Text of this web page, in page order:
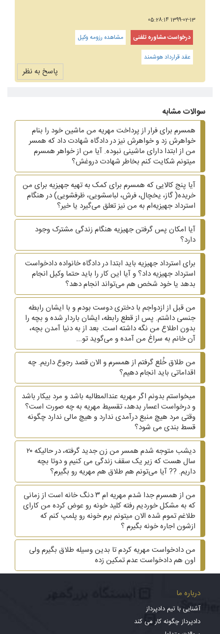
1399-02-13 05:28:14
درخواست مشاوره تلفنی
مشاهده رزومه وکیل
عقد قرارداد هوشمند
پاسخ به نظر
سوالات مشابه
همسرم برای فرار از پرداخت مهریه من ماشین خود را بنام
خواهرش زد و خواهرش نیز در دادگاه شهادت داد که همسر
من از ابتدا دارای ماشینی نبوده. آیا من از خواهر همسرم
میتونم شکایت کنم بخاطر شهادت دروغش؟
آیا پنج کالایی که همسرم برای کمک به تهیه جهیزیه برای من
خریده( گاز، یخچال، فرش، لباسشویی، ظرفشویی)‌ در هنگام
استرداد جهیزیه‌ام به من نیز تعلق می‌گیرد یا خیر؟
آیا امکان پس گرفتن جهیزیه هنگام زندگی مشترک وجود
دارد؟
برای استرداد جهیزیه باید ابتدا در دادگاه خانواده دادخواست
استرداد جهیزیه داد؟ و آیا این کار را باید حتما وکیل انجام
بدهد یا خود شخص هم می‌تواند انجام دهد؟
من قبل از ازدواجم با دختری دوست بودم و با ایشان رابطه
جنسی داشتم. پس از قطع رابطه، ایشان باردار شده و بچه را
بدون اطلاع من نگه داشته است. بعد از به دنیا آمدن بچه،
آن خانم به سراغ من آمده و می‌گوید تو...
من طلاق خُلع گرفتم از همسرم و الان قصد رجوع داریم. چه
اقداماتی باید انجام دهیم؟
میخواستم بدونم اگر مهریه عندالمطالبه باشد و مرد بیکار باشد
و درخواست اعسار بدهد، تقسیط مهریه به چه صورت است؟
وقتی مرد هیچ منبع درآمدی ندارد و هیچ مالی ندارد چگونه
قسط بندی می شود؟
دیشب متوجه شدم همسر من زن جدید گرفته، در حالیکه ۲۰
سال هست که زیر یک سقف زندگی می کنیم و دوتا بچه
داریم. ?? آیا می‌تونم هم طلاق هم مهریه رو بگیرم؟
من از همسرم جدا شدم مهریه ام ۳ دنگ خانه است از زمانی
که به مشکل خوردیم رفته کلید خونه رو عوض کرده من کارای
طلاغم تموم شده الان میتونم برم خونه رو پلمپ کنم که
ازشون اجاره خونه بگیرم ؟
من دادخواست مهریه کردم تا بدین وسیله طلاق بگیرم ولی
اون هم دادخواست عدم تمکین زده
درباره ما
آشنایی با تیم دادپرداز
دادپرداز چگونه کار می کند